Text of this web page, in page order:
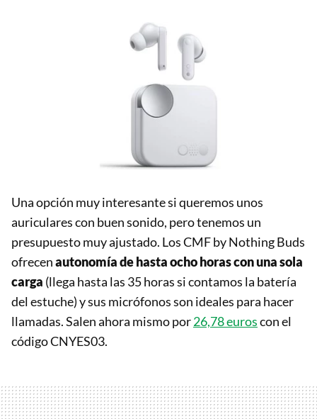
Una opción muy interesante si queremos unos
auriculares con buen sonido, pero tenemos un
presupuesto muy ajustado. Los CMF by Nothing Buds
ofrecenautonomía de hasta ocho horas con una sola
carga (llega hasta las 35 horas si contamos la batería
del estuche) y sus micrófonos son ideales para hacer
llamadas. Salen ahora mismo por26,78 euroscon el
código CNYES03.